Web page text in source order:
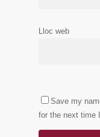
Lloc web
Save my
for the next time